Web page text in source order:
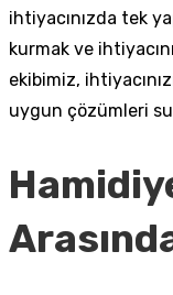
ihtiyacınızda tek
kurmak ve
ekibimiz,
uygun çözümleri